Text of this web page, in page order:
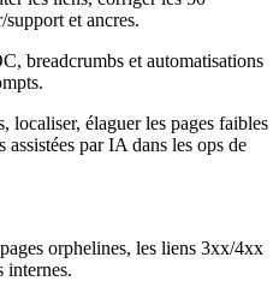
et ancres.
breadcrumbs et automatisations
localiser, élaguer les pages faibles
par IA dans les ops de
orphelines, les liens 3xx/4xx
internes.